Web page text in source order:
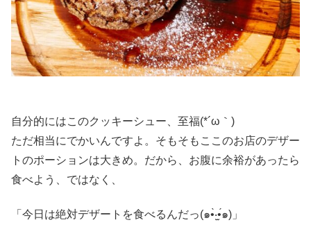
自分的にはこのクッキーシュー、至福(*´ω｀)
ただ相当にでかいんですよ。そもそもここのお店のデザー
トのポーションは大きめ。だから、お腹に余裕があったら
食べよう、ではなく、
「今日は絶対デザートを食べるんだっ(๑•̀‧̫•́๑)」